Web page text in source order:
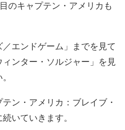
のキャプテン・アメリカも
エンドゲーム」までを見て
ンター・ソルジャー」を見
ン・アメリカ：ブレイブ・
いていきます。